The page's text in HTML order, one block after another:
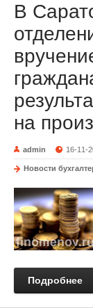
В
на
admin 16-11-
Новости
Подробнее